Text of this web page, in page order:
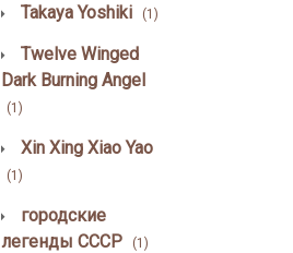
Takaya Yoshiki (1)
Twelve Winged
Dark Burning Angel
(1)
Xin Xing Xiao Yao
(1)
городские
легенды СССР
(1)